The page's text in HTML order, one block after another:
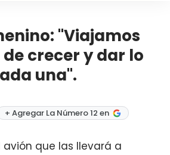
"Viajamos
crecer y dar lo
una".
+ Agregar La Número 12 en
avión que las llevará a